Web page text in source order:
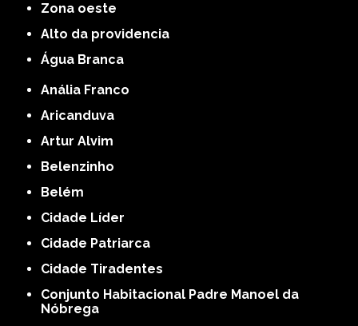
Zona oeste
alto da providencia
Água Branca
Anália Franco
Aricanduva
Artur Alvim
Belenzinho
Belém
Cidade Líder
Cidade Patriarca
Cidade Tiradentes
Conjunto Habitacional Padre Manoel da
Nóbrega